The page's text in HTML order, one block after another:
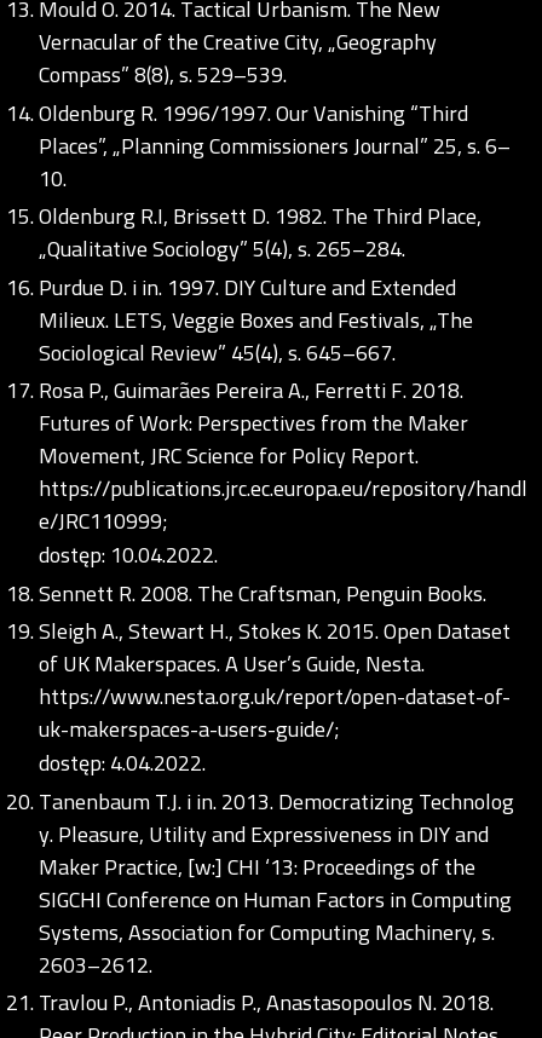
Mould O. 2014. Tactical Urbanism. The New
Vernacular of the Creative City, „Geography
Compass” 8(8), s. 529–539.
Oldenburg R. 1996/1997. Our Vanishing “Third
Places”, „Planning Commissioners Journal” 25, s. 6–
10.
Oldenburg R.I, Brissett D. 1982. The Third Place,
„Qualitative Sociology” 5(4), s. 265–284.
Purdue D. i in. 1997. DIY Culture and Extended
Milieux. LETS, Veggie Boxes and Festivals, „The
Sociological Review” 45(4), s. 645–667.
Rosa P., Guimarães Pereira A., Ferretti F. 2018.
Futures of Work: Perspectives from the Maker
Movement, JRC Science for Policy Report.
https://publications.jrc.ec.europa.eu/repository/handl
e/JRC110999;
dostęp: 10.04.2022.
Sennett R. 2008. The Craftsman, Penguin Books.
Sleigh A., Stewart H., Stokes K. 2015. Open Dataset
of UK Makerspaces. A User’s Guide, Nesta.
https://www.nesta.org.uk/report/open-dataset-of-
uk-makerspaces-a-users-guide/;
dostęp: 4.04.2022.
Tanenbaum T.J. i in. 2013. Democratizing Technolog
y. Pleasure, Utility and Expressiveness in DIY and
Maker Practice, [w:] CHI ‘13: Proceedings of the
SIGCHI Conference on Human Factors in Computing
Systems, Association for Computing Machinery, s.
2603–2612.
Travlou P., Antoniadis P., Anastasopoulos N. 2018.